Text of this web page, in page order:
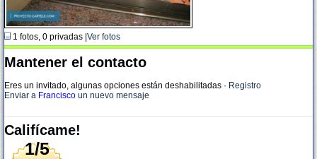
1 fotos, 0 privadas | Ver fotos
Mantener el contacto
Eres un invitado, algunas opciones están deshabilitadas · Registro
Enviar a Francisco un nuevo mensaje
Califícame!
1/5